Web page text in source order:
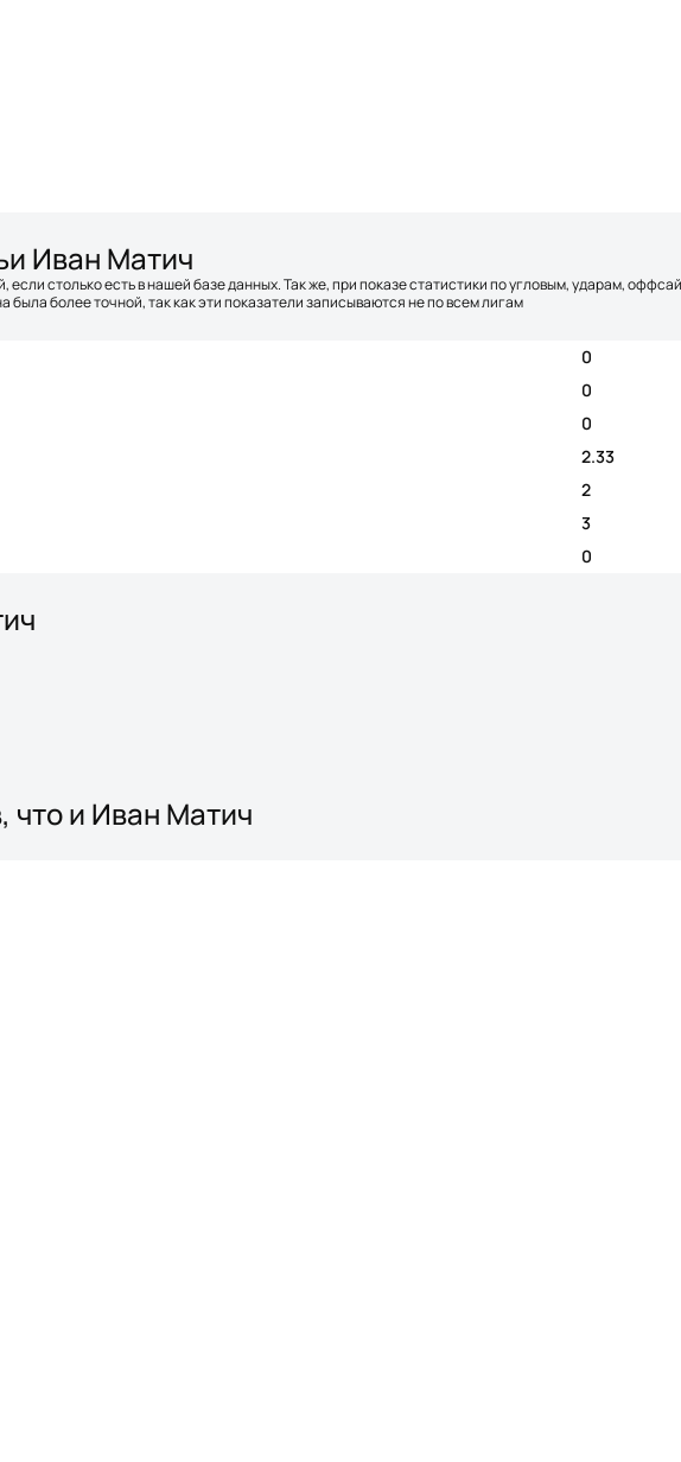
Иван Матич
если столько есть в нашей базе данных. Так же, при показе статистики по угловым, ударам,
более точной, так как эти показатели записываются не по всем лигам
0
0
0
2.33
2
3
0
что и Иван Матич